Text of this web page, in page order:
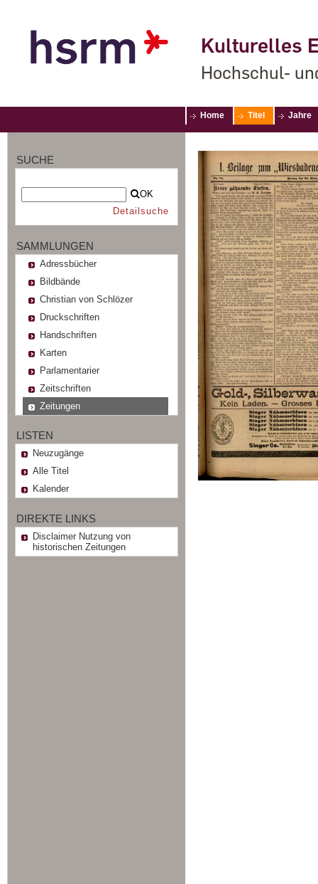
Kulturelles
Hochschul-
Home Titel Jahre
SUCHE
OK
Detailsuche
SAMMLUNGEN
Adressbücher
Bildbände
Christian von Schlözer
Druckschriften
Handschriften
Karten
Parlamentarier
Zeitschriften
Zeitungen
LISTEN
Neuzugänge
Alle Titel
Kalender
DIREKTE LINKS
Disclaimer Nutzung von
historischen Zeitungen